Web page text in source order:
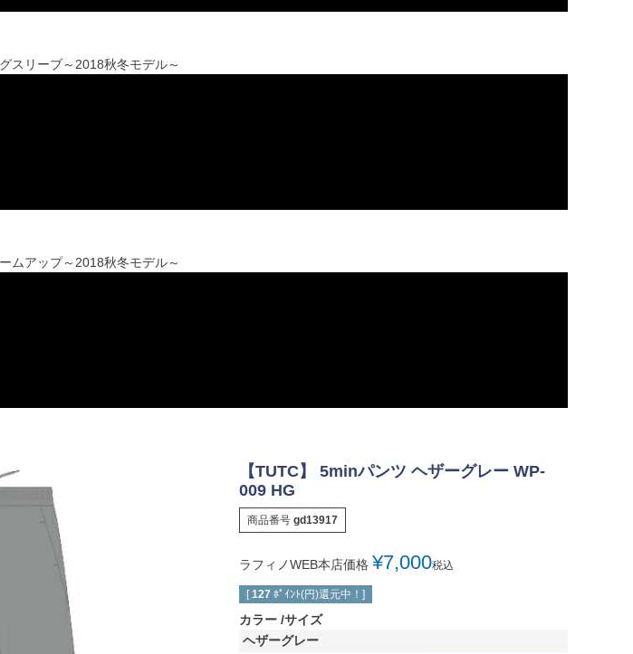
スリーブ～2018秋冬モデル～
ムアップ～2018秋冬モデル～
【TUTC】 5minパンツ ヘザーグレー WP-
009 HG
商品番号 gd13917
ラフィノWEB本店価格 ¥7,000税込
[ 127 ﾎﾟｲﾝﾄ(円)還元中！]
カラー サイズ
ヘザーグレー